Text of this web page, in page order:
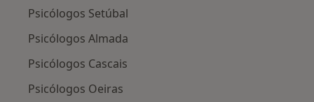
Psicólogos Setúbal
Psicólogos Almada
Psicólogos Cascais
Psicólogos Oeiras